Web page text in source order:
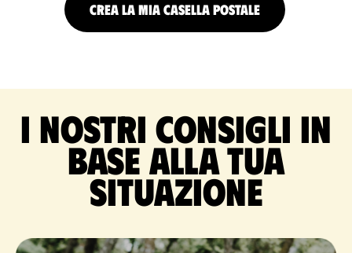
CREA LA MIA CASELLA POSTALE
I nostri consigli in
base alla tua
situazione